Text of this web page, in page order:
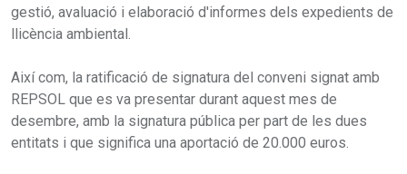
gestió, avaluació i elaboració d'informes dels expedients de
llicència ambiental.
Així com, la ratificació de signatura del conveni signat amb
REPSOL que es va presentar durant aquest mes de
desembre, amb la signatura pública per part de les dues
entitats i que significa una aportació de 20.000 euros.